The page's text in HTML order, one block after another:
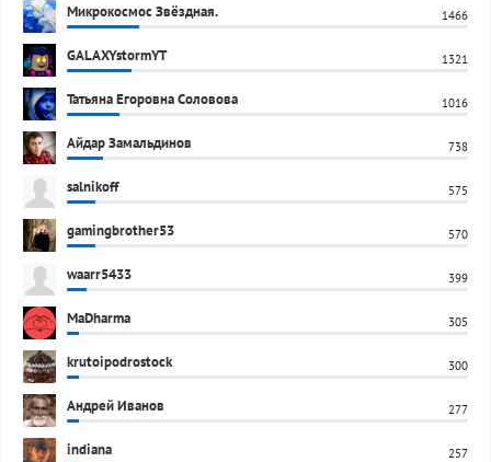
Микрокосмос Звёздная. 1466
GALAXYstormYT 1321
Татьяна Егоровна Соловова 1016
Айдар Замальдинов 738
salnikoff 575
gamingbrother53 570
waarr5433 399
MaDharma 305
krutoipodrostock 300
Андрей Иванов 277
indiana 257